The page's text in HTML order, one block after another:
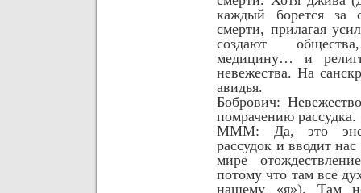
каждый
борется за
смерти, прилагая
создают
медицину… и
невежества. На
авидья.
Бобрович:
помрачению рассудка.
МММ: Да, это
рассудок и вводит
мире
потому что там все
нашему «я»). Там